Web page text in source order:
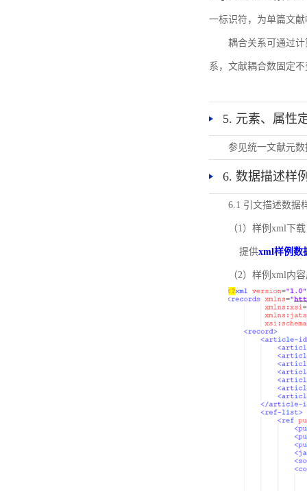
一标识符，为单篇文
耦合关系可通过
系，文献耦合数固定不
5. 元素、属性
参见统一文献元
6. 数据描述样
6.1 引文描述数据
（1）样例xml下载
提供xml样例数
（2）样例xml内